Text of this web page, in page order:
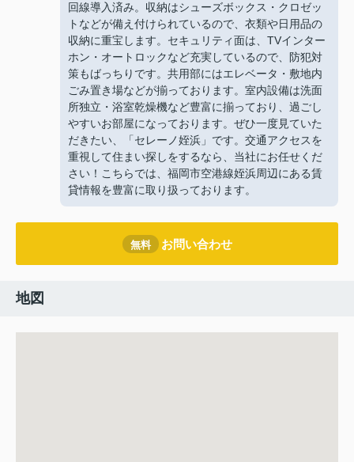
回線導入済み。収納はシューズボックス・クロゼッ
トなどが備え付けられているので、衣類や日用品の
収納に重宝します。セキュリティ面は、TVインター
ホン・オートロックなど充実しているので、防犯対
策もばっちりです。共用部にはエレベータ・敷地内
ごみ置き場などが揃っております。室内設備は洗面
所独立・浴室乾燥機など豊富に揃っており、過ごし
やすいお部屋になっております。ぜひ一度見ていた
だきたい、「セレーノ姪浜」です。交通アクセスを
重視して住まい探しをするなら、当社にお任せくだ
さい！こちらでは、福岡市空港線姪浜周辺にある賃
貸情報を豊富に取り扱っております。
無料 お問い合わせ
地図